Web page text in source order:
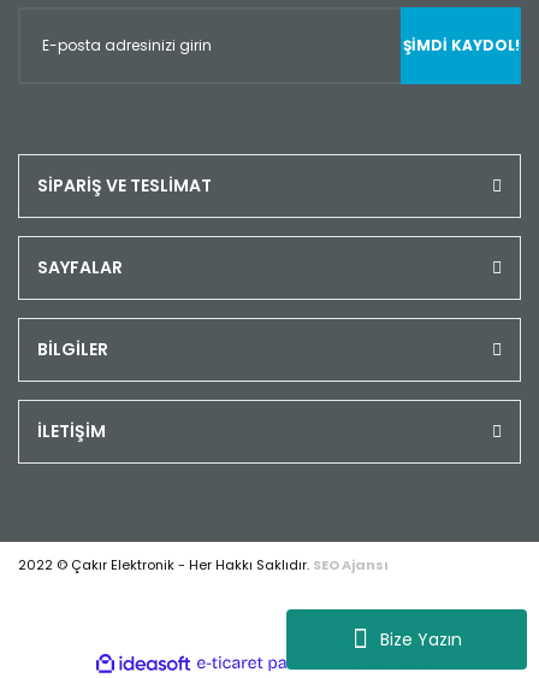
Bize Yazın
ŞİMDİ KAYDOL!
SİPARİŞ VE TESLİMAT
SAYFALAR
BİLGİLER
İLETİŞİM
2022 © Çakır Elektronik - Her Hakkı Saklıdır. SEO Ajansı
ideasoft